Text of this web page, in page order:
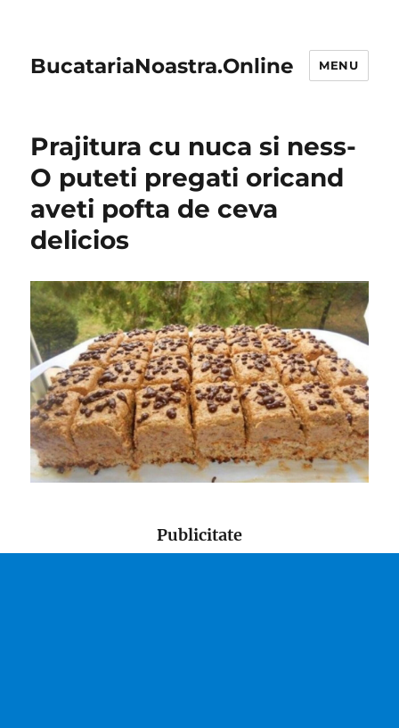
BucatariaNoastra.Online MENU
Prajitura cu nuca si ness-
O puteti pregati oricand
aveti pofta de ceva
delicios
Publicitate